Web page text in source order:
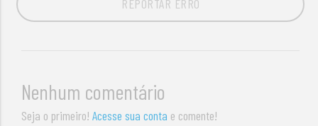
REPORTAR ERRO
Nenhum comentário
Seja o primeiro!Acesse sua conta e comente!